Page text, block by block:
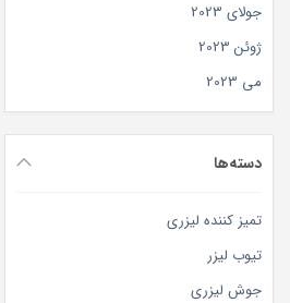
جولای 2023
ژوئن 2023
می 2023
دسته‌ها
تمیز کننده لیزری
تیوب لیزر
جوش لیزری